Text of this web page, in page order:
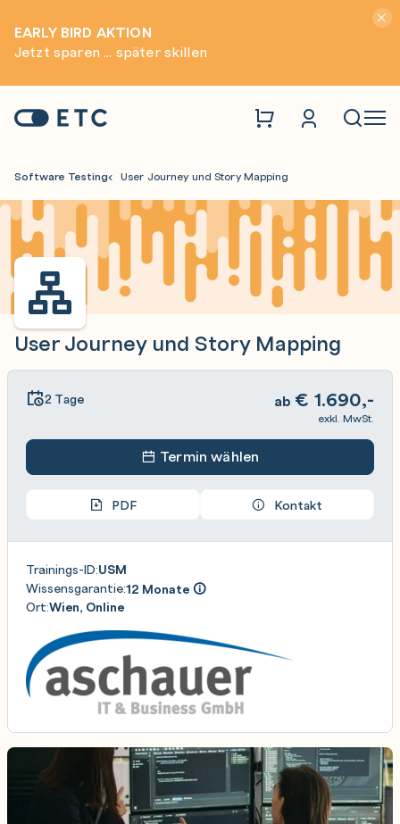
EARLY BIRD AKTION
Jetzt sparen ... später skillen
Startseite: ETC
Software Testing User Journey und Story Mapping
User Journey und Story Mapping
2 Tage ab € 1.690,-
exkl. MwSt.
Termin wählen
PDF Kontakt
Trainings-ID:USM
Wissensgarantie:12 Monate
Ort:Wien, Online